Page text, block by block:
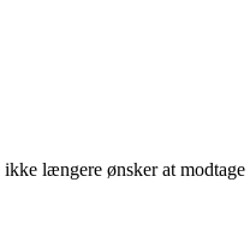
længere ønsker at modtage